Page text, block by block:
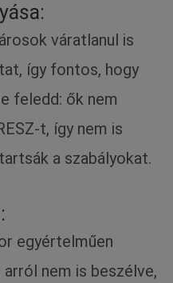
váratlanul is
így fontos, hogy
feledd: ők nem
t, így nem is
a szabályokat.
egyértelműen
nem is beszélve,